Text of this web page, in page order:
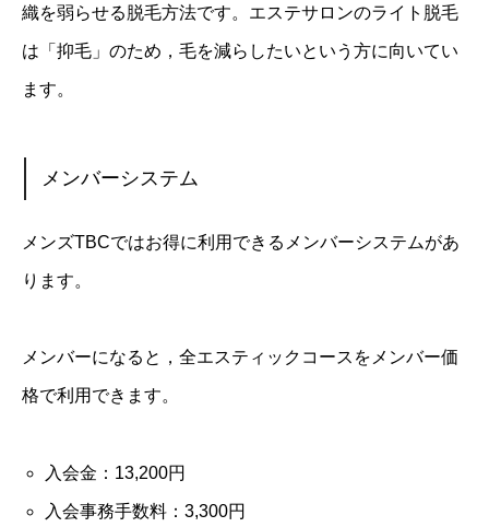
織を弱らせる脱毛方法です。エステサロンのライト脱毛
は「抑毛」のため，毛を減らしたいという方に向いてい
ます。
メンバーシステム
メンズTBCではお得に利用できるメンバーシステムがあ
ります。
メンバーになると，全エスティックコースをメンバー価
格で利用できます。
入会金：13,200円
入会事務手数料：3,300円